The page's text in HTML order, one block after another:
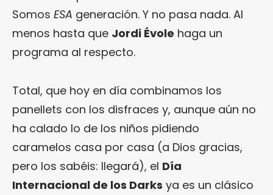
Somos ESA generación. Y no pasa nada. Al
menos hasta que Jordi Évole haga un
programa al respecto.
Total, que hoy en día combinamos los
panellets con los disfraces y, aunque aún no
ha calado lo de los niños pidiendo
caramelos casa por casa (a Dios gracias,
pero los sabéis: llegará), el Día
Internacional de los Darks ya es un clásico